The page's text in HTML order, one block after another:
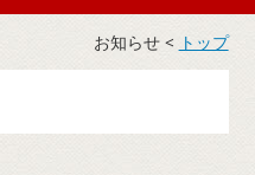
お知らせ < トップ